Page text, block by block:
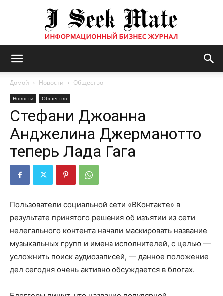
журнал
ISM
Домой Новости Общество
Новости Общество
Стефани Джоанна
Анджелина Джерманотто
теперь Лада Гага
Пользователи социальной сети «ВКонтакте» в
результате принятого решения об изъятии из сети
нелегального контента начали маскировать название
музыкальных групп и имена исполнителей, с целью —
усложнить поиск аудиозаписей, — данное положение
дел сегодня очень активно обсуждается в блогах.